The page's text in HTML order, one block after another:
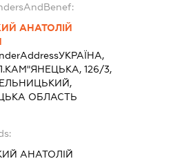
АНАТОЛІЙ
УКРАЇНА,
126/3,
ОБЛАСТЬ
АНАТОЛІЙ